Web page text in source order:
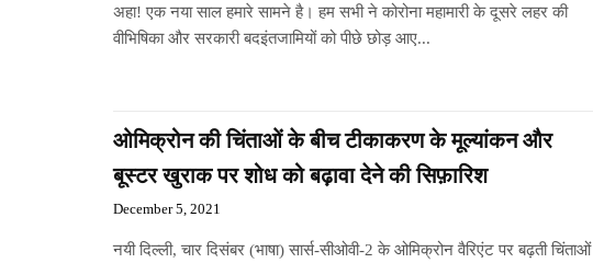
अहा! एक नया साल हमारे सामने है। हम सभी ने कोरोना महामारी के दूसरे लहर की
वीभिषिका और सरकारी बदइंतजामियों को पीछे छोड़ आए...
ओमिक्रोन की चिंताओं के बीच टीकाकरण के मूल्यांकन और
बूस्टर खुराक पर शोध को बढ़ावा देने की सिफ़ारिश
December 5, 2021
नयी दिल्ली, चार दिसंबर (भाषा) सार्स-सीओवी-2 के ओमिक्रोन वैरिएंट पर बढ़ती चिंताओं